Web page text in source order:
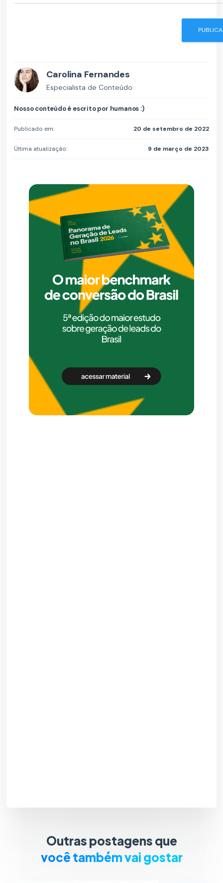
Carolina Fernandes
Especialista de Conteúdo
Nosso conteúdo é escrito por humanos :)
Publicado em: 20 de setembro de 2022
Última atualização: 9 de março de 2023
Outras postagens que
você também vai gostar